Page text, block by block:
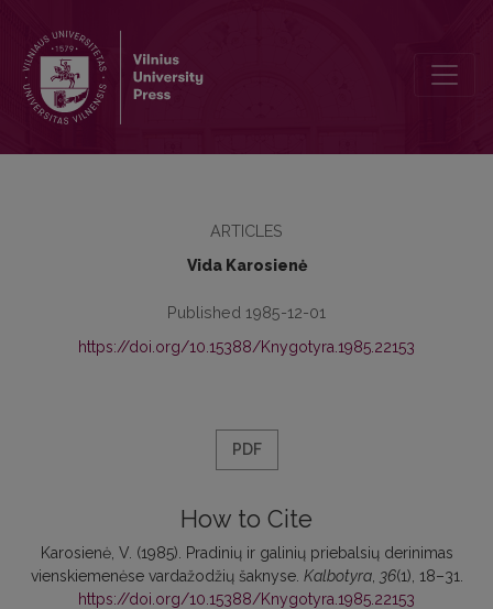
ARTICLES
Vida Karosienė
Published 1985-12-01
https://doi.org/10.15388/Knygotyra.1985.22153
PDF
How to Cite
Karosienė, V. (1985). Pradinių ir galinių priebalsių derinimas
vienskiemenėse vardažodžių šaknyse. Kalbotyra, 36(1), 18–31.
https://doi.org/10.15388/Knygotyra.1985.22153